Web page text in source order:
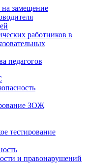
на замещение
работников в
педагогов
ЗОЖ
тестирование
и правонарушений